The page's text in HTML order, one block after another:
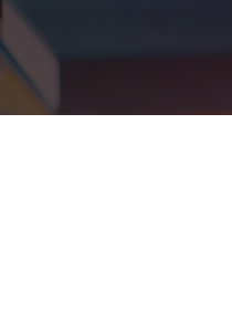
Parent dashboard